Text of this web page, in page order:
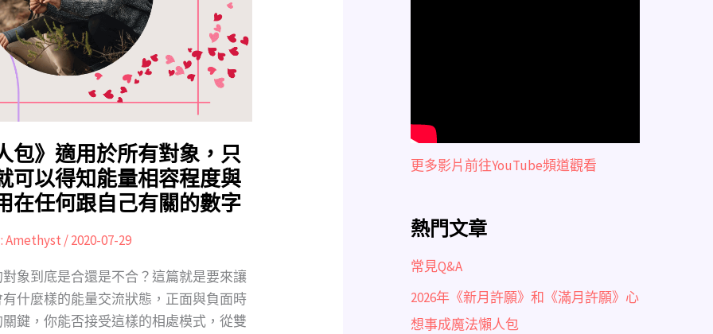
包》適用於所有對象，只
可以得知能量相容程度與
在任何跟自己有關的數字
Amethyst /2020-07-29
象到底是合還是不合？這篇就是要來讓
什麼樣的能量交流狀態，正面與負面時
鍵，你能否接受這樣的相處模式，從雙
更多影片前往YouTube頻道觀看
熱門文章
常見Q&A
2026年《新月許願》和《滿月許願》心
想事成魔法懶人包